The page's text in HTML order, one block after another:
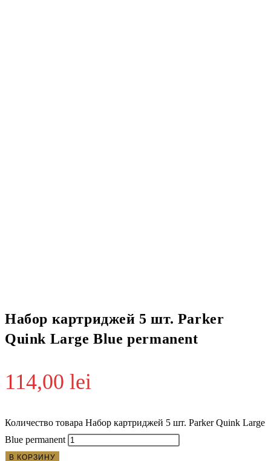
Набор картриджей 5 шт. Parker
Quink Large Blue permanent
114,00 lei
Количество товара Набор картриджей 5 шт. Parker Quink Large
Blue permanent
В КОРЗИНУ